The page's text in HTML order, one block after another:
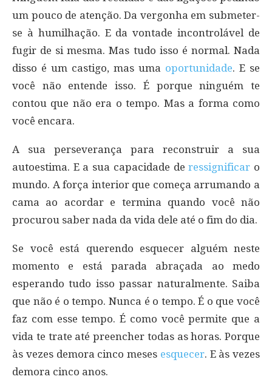
um pouco de atenção. Da vergonha em submeter-
se à humilhação. E da vontade incontrolável de
fugir de si mesma. Mas tudo isso é normal. Nada
disso é um castigo, mas uma oportunidade. E se
você não entende isso. É porque ninguém te
contou que não era o tempo. Mas a forma como
você encara.
A sua perseverança para reconstruir a sua
autoestima. E a sua capacidade deressignificar o
mundo. A força interior que começa arrumando a
cama ao acordar e termina quando você não
procurou saber nada da vida dele até o fim do dia.
Se você está querendo esquecer alguém neste
momento e está parada abraçada ao medo
esperando tudo isso passar naturalmente. Saiba
que não é o tempo. Nunca é o tempo. É o que você
faz com esse tempo. É como você permite que a
vida te trate até preencher todas as horas. Porque
às vezes demora cinco meses esquecer. E às vezes
demora cinco anos.